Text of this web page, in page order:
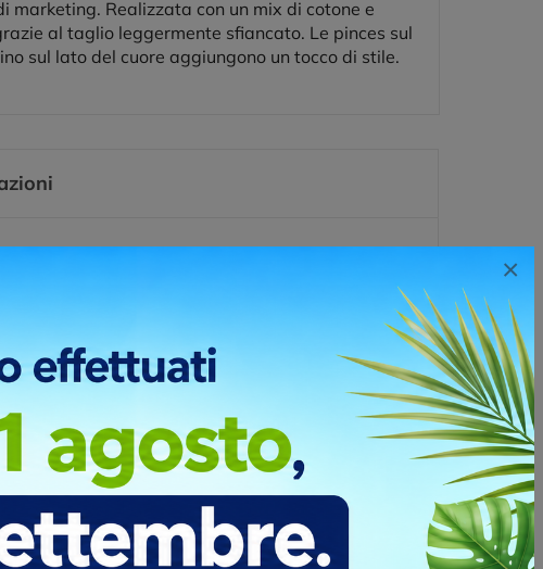
×
Realizzata con un mix di cotone e
al taglio leggermente sfiancato. Le pinces sul
sul lato del cuore aggiungono un tocco di stile.
che su quelli leggermente concavi e, a seconda della
devono stampare pochi pezzi a tanti colori. Questo